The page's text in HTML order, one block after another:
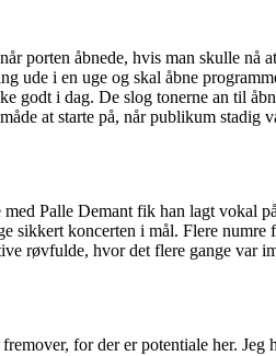
porten åbnede, hvis man skulle nå
ude i en uge og skal åbne
i dag. De slog tonerne an til
at starte på, når publikum stadig
Palle Demant fik han lagt
koncerten i mål. Flere numre
røvfulde, hvor det flere gange var
for der er potentiale her.